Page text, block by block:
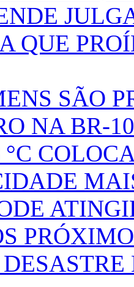
QUE
SÃO
NA BR-
°C